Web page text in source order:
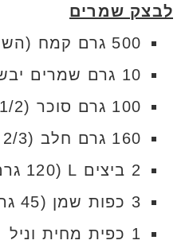
לבצק שמרים
500 גרם קמח (השתמשתי ב"נפלאות")
10 גרם שמרים יבשים (1 כף)
100 גרם סוכר (1/2 כוס)
160 גרם חלב (2/3 כוס)
2 ביצים L (120 גרם)
3 כפות שמן (45 גרם)
1 כפית מחית וניל